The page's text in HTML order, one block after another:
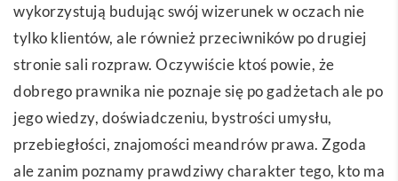
wykorzystują budując swój wizerunek w oczach nie
tylko klientów, ale również przeciwników po drugiej
stronie sali rozpraw. Oczywiście ktoś powie, że
dobrego prawnika nie poznaje się po gadżetach ale po
jego wiedzy, doświadczeniu, bystrości umysłu,
przebiegłości, znajomości meandrów prawa. Zgoda
ale zanim poznamy prawdziwy charakter tego, kto ma